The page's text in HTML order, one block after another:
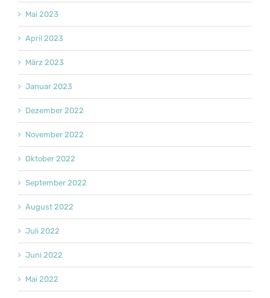
Mai 2023
April 2023
März 2023
Januar 2023
Dezember 2022
November 2022
Oktober 2022
September 2022
August 2022
Juli 2022
Juni 2022
Mai 2022